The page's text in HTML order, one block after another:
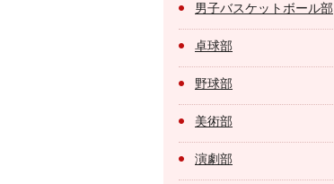
男子バスケットボール部
卓球部
野球部
美術部
演劇部